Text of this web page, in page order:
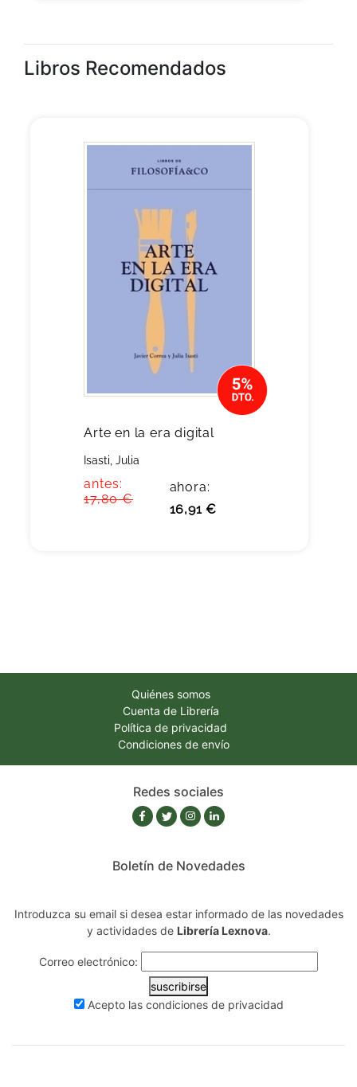
Libros Recomendados
Arte en la era digital
Isasti, Julia
antes:
17,80 €
ahora:
16,91 €
Quiénes somos
Cuenta de Librería
Política de privacidad
Condiciones de envío
Redes sociales
Boletín de Novedades
Introduzca su email si desea estar informado de las novedades
y actividades de Librería Lexnova.
Correo electrónico:
suscribirse
Acepto las condiciones de privacidad